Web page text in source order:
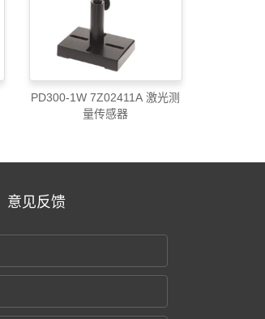
PD300-1W 7Z02411A 激光测
量传感器
意见反馈